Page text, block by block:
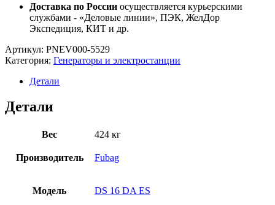
Доставка по России осуществляется курьерскими
службами - «Деловые линии», ПЭК, ЖелДор
Экспедиция, КИТ и др.
Артикул: PNEV000-5529
Категория: Генераторы и электростанции
Детали
Детали
Вес 424 кг
Производитель Fubag
Модель DS 16 DA ES